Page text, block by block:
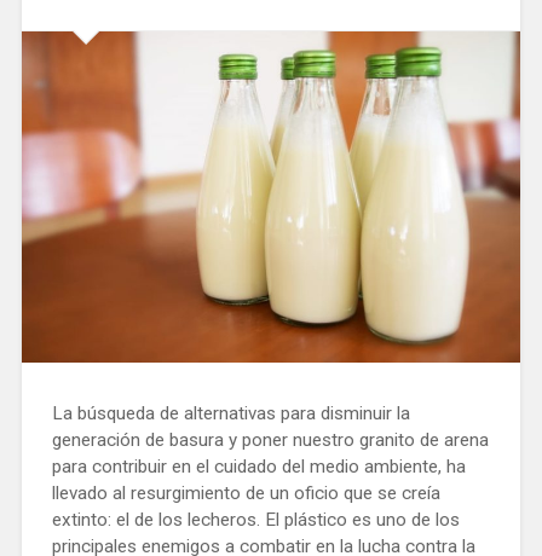
La búsqueda de alternativas para disminuir la
generación de basura y poner nuestro granito de arena
para contribuir en el cuidado del medio ambiente, ha
llevado al resurgimiento de un oficio que se creía
extinto: el de los lecheros. El plástico es uno de los
principales enemigos a combatir en la lucha contra la